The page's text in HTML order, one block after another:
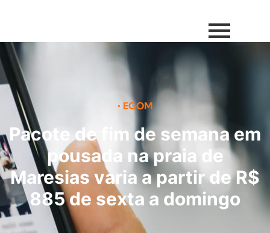
• EGOM
Pacote de fim de semana em
pousada na praia de
Maresias varia a partir de R$
885 de sexta a domingo